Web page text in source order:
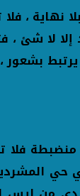
بلا
لا
حي